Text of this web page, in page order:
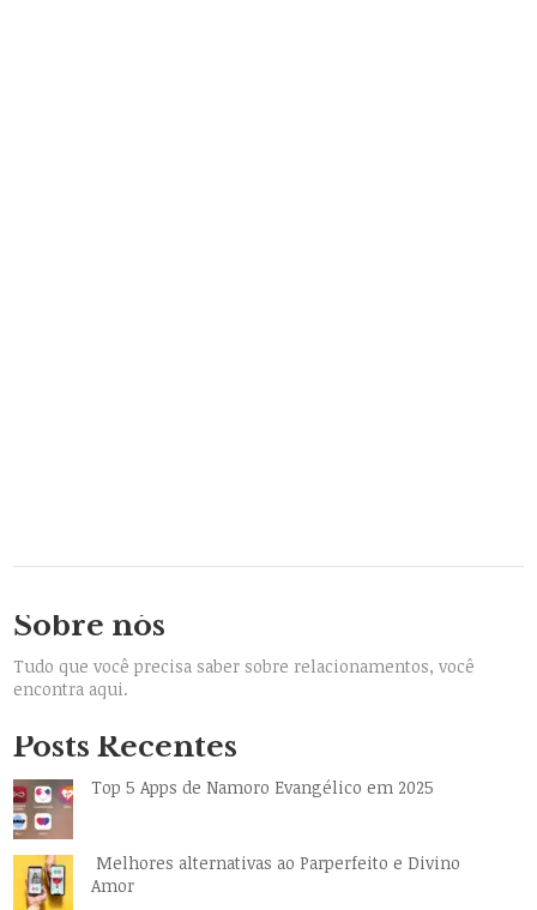
Sobre nós
Tudo que você precisa saber sobre relacionamentos, você
encontra aqui.
Posts Recentes
Top 5 Apps de Namoro Evangélico em 2025
Melhores alternativas ao Parperfeito e Divino
Amor